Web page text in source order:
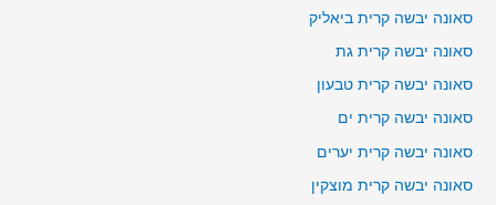
סאונה יבשה קרית ביאליק
סאונה יבשה קרית גת
סאונה יבשה קרית טבעון
סאונה יבשה קרית ים
סאונה יבשה קרית יערים
סאונה יבשה קרית מוצקין